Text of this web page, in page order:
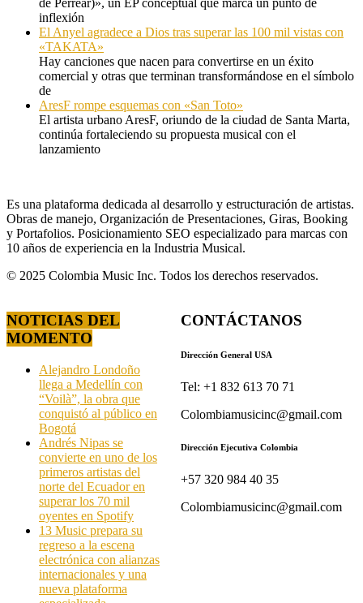
de Perrear)», un EP conceptual que marca un punto de
inflexión
El Anyel agradece a Dios tras superar las 100 mil vistas con
«TAKATA»
Hay canciones que nacen para convertirse en un éxito
comercial y otras que terminan transformándose en el símbolo
de
AresF rompe esquemas con «San Toto»
El artista urbano AresF, oriundo de la ciudad de Santa Marta,
continúa fortaleciendo su propuesta musical con el
lanzamiento
Es una plataforma dedicada al desarrollo y estructuración de artistas.
Obras de manejo, Organización de Presentaciones, Giras, Booking
y Portafolios. Posicionamiento SEO especializado para marcas con
10 años de experiencia en la Industria Musical.
© 2025 Colombia Music Inc. Todos los derechos reservados.
NOTICIAS DEL
MOMENTO
Alejandro Londoño
llega a Medellín con
“Voilà”, la obra que
conquistó al público en
Bogotá
Andrés Nipas se
convierte en uno de los
primeros artistas del
norte del Ecuador en
superar los 70 mil
oyentes en Spotify
13 Music prepara su
regreso a la escena
electrónica con alianzas
internacionales y una
nueva plataforma
CONTÁCTANOS
Dirección General USA
Tel: +1 832 613 70 71
Colombiamusicinc@gmail.com
Dirección Ejecutiva Colombia
+57 320 984 40 35
Colombiamusicinc@gmail.com